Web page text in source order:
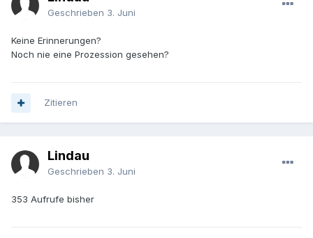
Geschrieben 3. Juni
Keine Erinnerungen?
Noch nie eine Prozession gesehen?
Zitieren
Lindau
Geschrieben 3. Juni
353 Aufrufe bisher